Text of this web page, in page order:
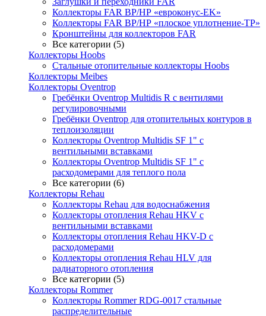
Коллекторы FAR ВР/НР «евроконус-EK»
Коллекторы FAR ВР/НР «плоское уплотнение-TP»
Кронштейны для коллекторов FAR
Все категории (5)
Коллекторы Hoobs
Стальные отопительные коллекторы Hoobs
Коллекторы Meibes
Коллекторы Oventrop
Гребёнки Oventrop Multidis R с вентилями
регулировочными
Гребёнки Oventrop для отопительных контуров в
теплоизоляции
Коллекторы Oventrop Multidis SF 1" с
вентильными вставками
Коллекторы Oventrop Multidis SF 1" с
расходомерами для теплого пола
Все категории (6)
Коллекторы Rehau
Коллекторы Rehau для водоснабжения
Коллекторы отопления Rehau HKV с
вентильными вставками
Коллекторы отопления Rehau HKV-D с
расходомерами
Коллекторы отопления Rehau HLV для
радиаторного отопления
Все категории (5)
Коллекторы Rommer
Коллекторы Rommer RDG-0017 стальные
распределительные